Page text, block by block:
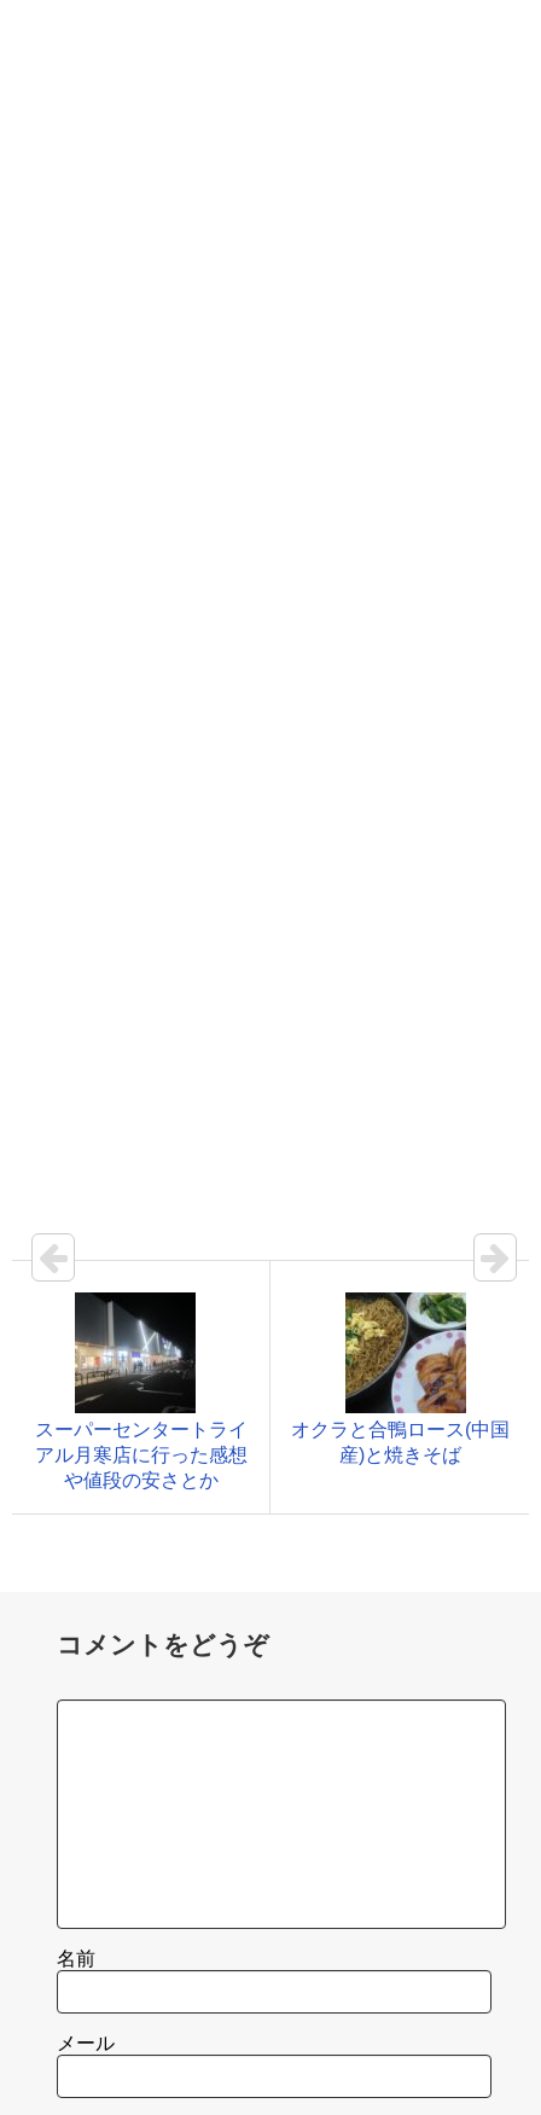
スーパーセンタートライ
アル月寒店に行った感想
や値段の安さとか
オクラと合鴨ロース(中国
産)と焼きそば
コメントをどうぞ
名前
メール